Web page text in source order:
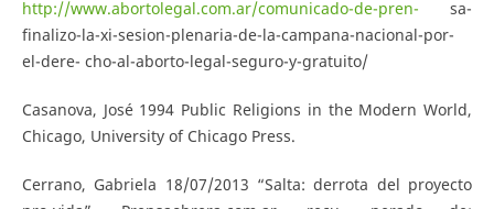
http://www.abortolegal.com.ar/comunicado-de-pren- sa-
finalizo-la-xi-sesion-plenaria-de-la-campana-nacional-por-
el-dere- cho-al-aborto-legal-seguro-y-gratuito/
Casanova, José 1994 Public Religions in the Modern World,
Chicago, University of Chicago Press.
Cerrano, Gabriela 18/07/2013 “Salta: derrota del proyecto